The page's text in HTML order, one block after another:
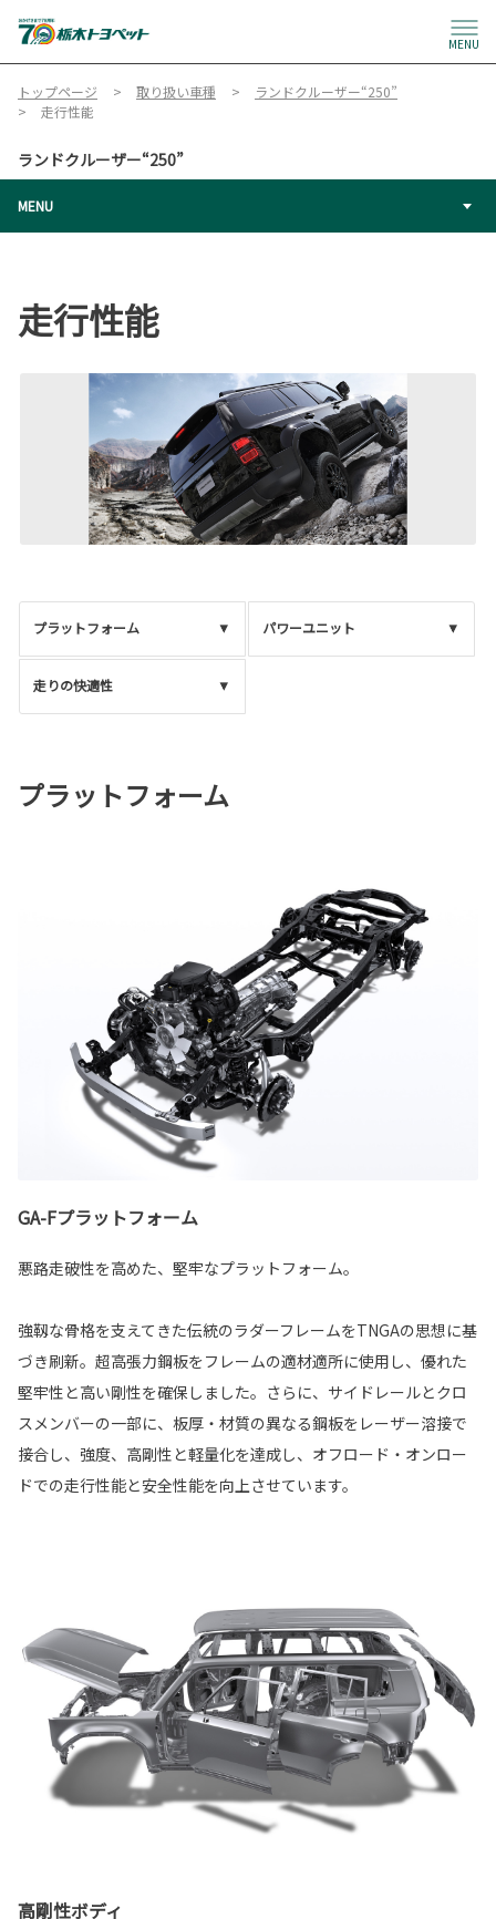
MENU
トップページ 取り扱い車種
ランドクルーザー“250”
走行性能
ランドクルーザー“250”
MENU
走行性能
プラットフォーム パワーユニット
走りの快適性
プラットフォーム
GA-Fプラットフォーム
悪路走破性を高めた、堅牢なプラットフォーム。
強靱な骨格を支えてきた伝統のラダーフレームをTNGAの思想に基
づき刷新。超高張力鋼板をフレームの適材適所に使用し、優れた
堅牢性と高い剛性を確保しました。さらに、サイドレールとクロ
スメンバーの一部に、板厚・材質の異なる鋼板をレーザー溶接で
接合し、強度、高剛性と軽量化を達成し、オフロード・オンロー
ドでの走行性能と安全性能を向上させています。
高剛性ボディ